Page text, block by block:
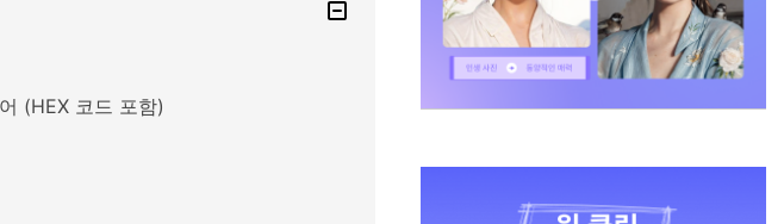
(HEX 코드 포함)